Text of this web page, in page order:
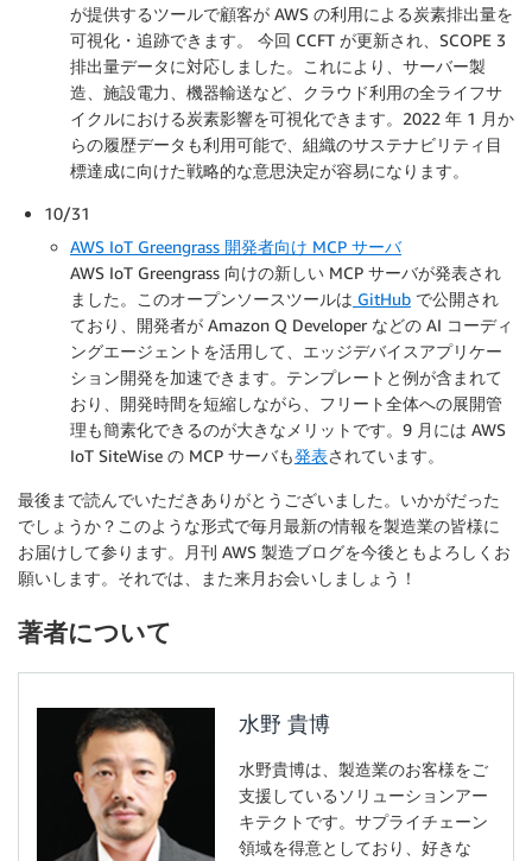
が提供するツールで顧客が AWS の利用による炭素排出量を
可視化・追跡できます。 今回 CCFT が更新され、SCOPE 3
排出量データに対応しました。これにより、サーバー製
造、施設電力、機器輸送など、クラウド利用の全ライフサ
イクルにおける炭素影響を可視化できます。2022 年 1 月か
らの履歴データも利用可能で、組織のサステナビリティ目
標達成に向けた戦略的な意思決定が容易になります。
10/31
AWS IoT Greengrass 開発者向け MCP サーバ
AWS IoT Greengrass 向けの新しい MCP サーバが発表され
ました。このオープンソースツールは GitHub で公開され
ており、開発者が Amazon Q Developer などの AI コーディ
ングエージェントを活用して、エッジデバイスアプリケー
ション開発を加速できます。テンプレートと例が含まれて
おり、開発時間を短縮しながら、フリート全体への展開管
理も簡素化できるのが大きなメリットです。9 月には AWS
IoT SiteWise の MCP サーバも発表されています。
最後まで読んでいただきありがとうございました。いかがだった
でしょうか？このような形式で毎月最新の情報を製造業の皆様に
お届けして参ります。月刊 AWS 製造ブログを今後ともよろしくお
願いします。それでは、また来月お会いしましょう！
著者について
水野 貴博
水野貴博は、製造業のお客様をご
支援しているソリューションアー
キテクトです。サプライチェーン
領域を得意としており、好きな